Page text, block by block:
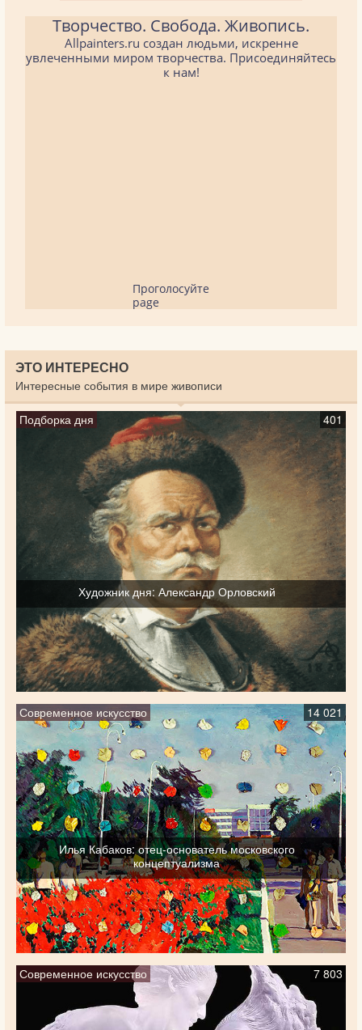
Творчество. Свобода. Живопись.
Allpainters.ru создан людьми, искренне
увлеченными миром творчества. Присоединяйтесь
к нам!
Проголосуйте
page
ЭТО ИНТЕРЕСНО
Интересные события в мире живописи
Подборка дня 401
Художник дня: Александр Орловский
Современное искусство 14 021
Илья Кабаков: отец-основатель московского
концептуализма
Современное искусство 7 803